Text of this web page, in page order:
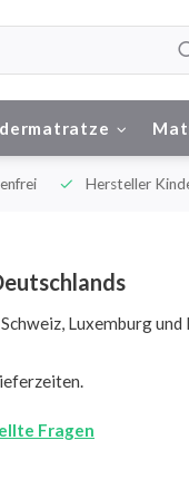
Hersteller
Luxemburg und
Fragen